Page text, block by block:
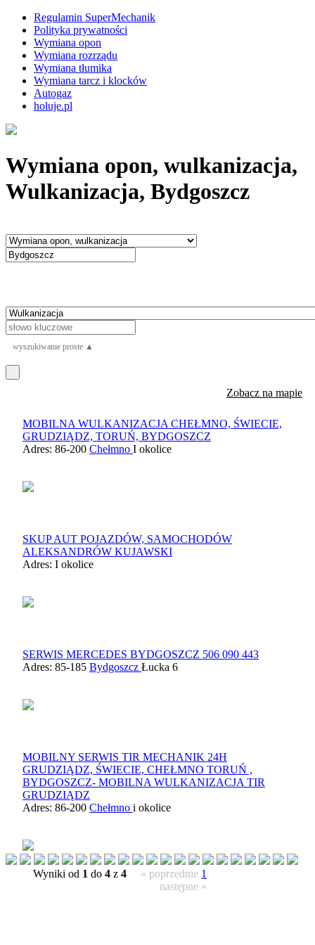
Regulamin SuperMechanik
Polityka prywatności
Wymiana opon
Wymiana rozrządu
Wymiana tłumika
Wymiana tarcz i klocków
Autogaz
holuje.pl
Wymiana opon, wulkanizacja,
Wulkanizacja, Bydgoszcz
wyszukiwanie proste ▲
Zobacz na mapie
MOBILNA WULKANIZACJA CHEŁMNO, ŚWIECIE,
GRUDZIĄDZ, TORUŃ, BYDGOSZCZ
Adres: 86-200 Chełmno I okolice
SKUP AUT POJAZDÓW, SAMOCHODÓW
ALEKSANDRÓW KUJAWSKI
Adres: I okolice
SERWIS MERCEDES BYDGOSZCZ 506 090 443
Adres: 85-185 Bydgoszcz Łucka 6
MOBILNY SERWIS TIR MECHANIK 24H
GRUDZIĄDZ, ŚWIECIE, CHEŁMNO TORUŃ ,
BYDGOSZCZ- MOBILNA WULKANIZACJA TIR
GRUDZIĄDZ
Adres: 86-200 Chełmno i okolice
Wyniki od 1 do4 z4 « poprzednie 1
następne »